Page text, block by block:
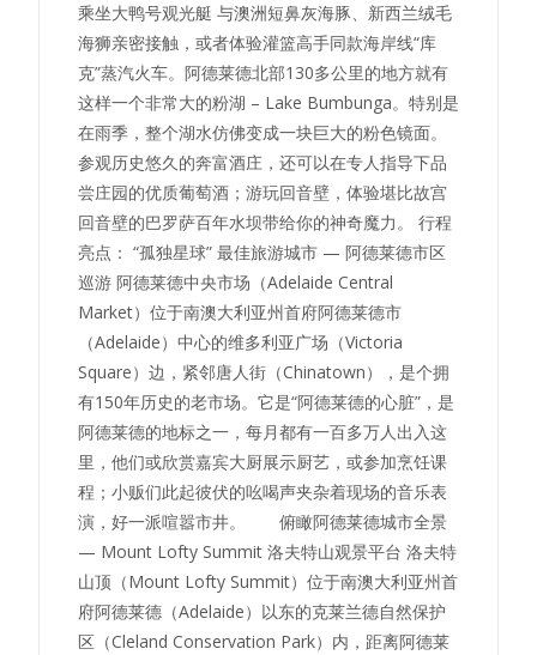
乘坐大鸭号观光艇 与澳洲短鼻灰海豚、新西兰绒毛
海狮亲密接触，或者体验灌篮高手同款海岸线“库
克”蒸汽火车。阿德莱德北部130多公里的地方就有
这样一个非常大的粉湖 – Lake Bumbunga。特别是
在雨季，整个湖水仿佛变成一块巨大的粉色镜面。
参观历史悠久的奔富酒庄，还可以在专人指导下品
尝庄园的优质葡萄酒；游玩回音壁，体验堪比故宫
回音壁的巴罗萨百年水坝带给你的神奇魔力。 行程
亮点： “孤独星球” 最佳旅游城市 — 阿德莱德市区
巡游 阿德莱德中央市场（Adelaide Central
Market）位于南澳大利亚州首府阿德莱德市
（Adelaide）中心的维多利亚广场（Victoria
Square）边，紧邻唐人街（Chinatown），是个拥
有150年历史的老市场。它是“阿德莱德的心脏”，是
阿德莱德的地标之一，每月都有一百多万人出入这
里，他们或欣赏嘉宾大厨展示厨艺，或参加烹饪课
程；小贩们此起彼伏的吆喝声夹杂着现场的音乐表
演，好一派喧嚣市井。 俯瞰阿德莱德城市全景
— Mount Lofty Summit 洛夫特山观景平台 洛夫特
山顶（Mount Lofty Summit）位于南澳大利亚州首
府阿德莱德（Adelaide）以东的克莱兰德自然保护
区（Cleland Conservation Park）内，距离阿德莱